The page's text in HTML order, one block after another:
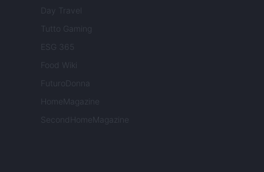
Day Travel
Tutto Gaming
ESG 365
Food Wiki
FuturoDonna
HomeMagazine
SecondHomeMagazine